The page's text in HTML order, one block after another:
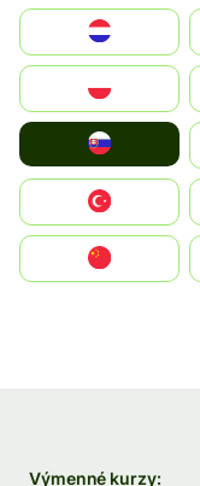
United States
中國香港特別行政區
Výmenné kurzy: